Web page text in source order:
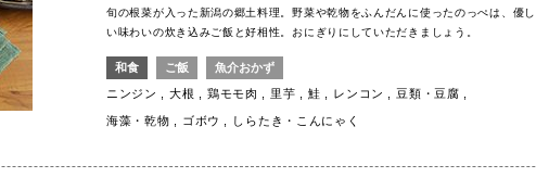
旬の根菜が入った新潟の郷土料理。野菜や乾物をふんだんに使ったのっぺは、優し
い味わいの炊き込みご飯と好相性。おにぎりにしていただきましょう。
和食 ご飯
魚介おかず
ニンジン
大根 鶏モモ肉 里芋 鮭 レンコン 豆類・豆腐
海藻・乾物 ゴボウ しらたき・こんにゃく